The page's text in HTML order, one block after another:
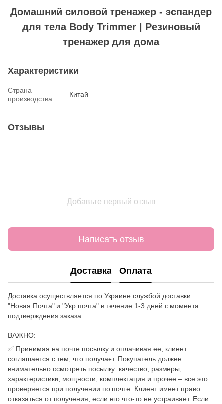
Домашний силовой тренажер - эспандер
для тела Body Trimmer | Резиновый
тренажер для дома
Характеристики
Страна
производства
Китай
Отзывы
Добавьте первый отзыв
Написать отзыв
Доставка Оплата
Доставка осуществляется по Украине службой доставки
"Новая Почта" и "Укр почта" в течение 1-3 дней с момента
подтверждения заказа.
ВАЖНО:
✅ Принимая на почте посылку и оплачивая ее, клиент
соглашается с тем, что получает. Покупатель должен
внимательно осмотреть посылку: качество, размеры,
характеристики, мощности, комплектация и прочее – все это
проверяется при получении по почте. Клиент имеет право
отказаться от получения, если его что-то не устраивает. Если